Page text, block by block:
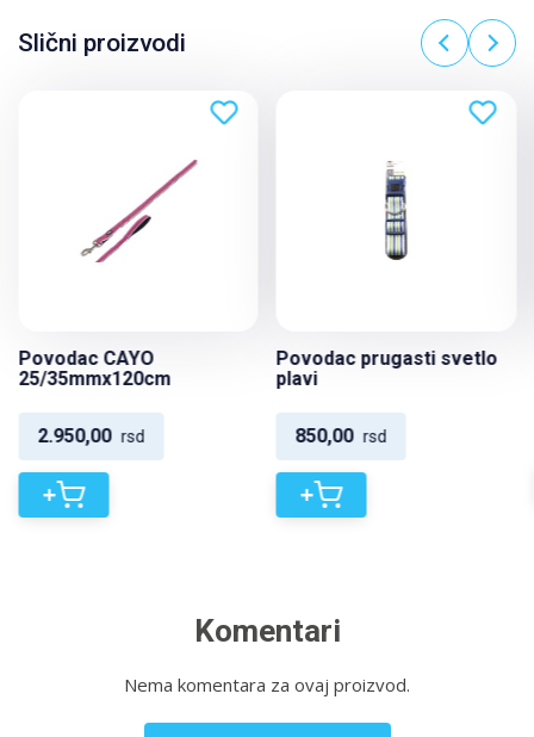
Slični proizvodi
Povodac CAYO
25/35mmx120cm
2.950,00 rsd
+
Povodac prugasti svetlo
plavi
850,00 rsd
+
Komentari
Nema komentara za ovaj proizvod.